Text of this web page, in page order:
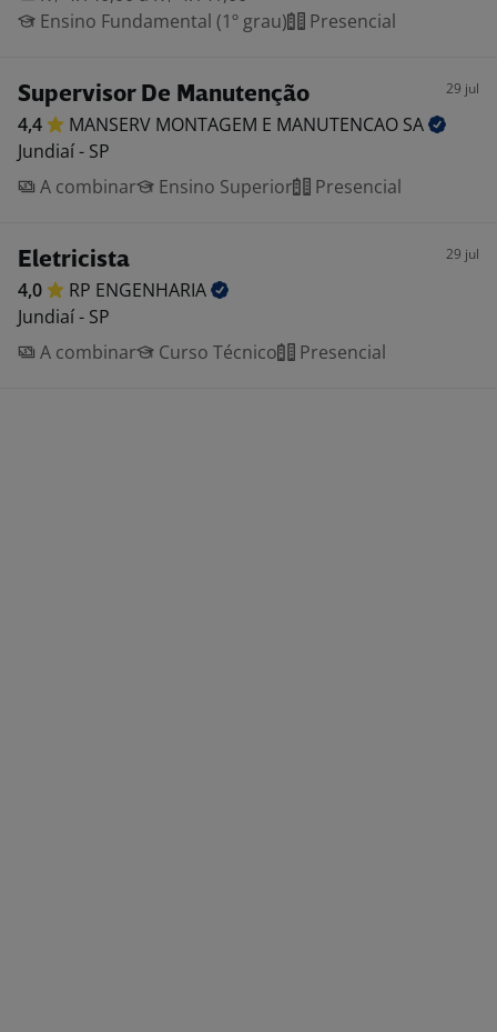
Ensino Fundamental (1º grau)
Presencial
Supervisor De Manutenção 29 jul
4,4 MANSERV MONTAGEM E MANUTENCAO SA
Jundiaí - SP
A combinar
Ensino Superior Presencial
Eletricista 29 jul
4,0 RP ENGENHARIA
Jundiaí - SP
A combinar
Curso Técnico Presencial